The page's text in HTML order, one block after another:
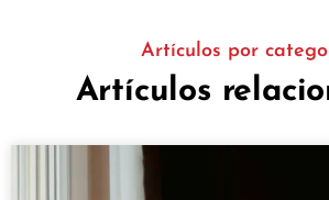
Artículos por
Artículos